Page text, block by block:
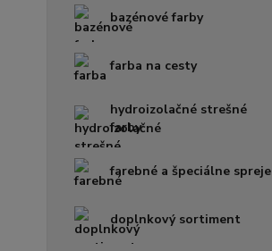
bazénové farby
farba na cesty
hydroizolačné strešné
farby
farebné a špeciálne spreje
doplnkový sortiment